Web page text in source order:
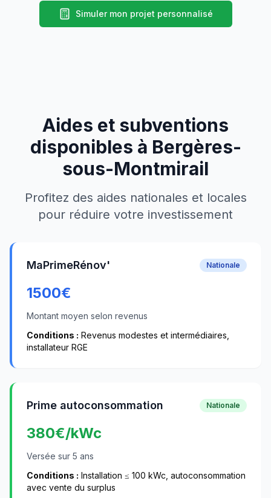
Simuler mon projet personnalisé
Aides et subventions
disponibles à Bergères-
sous-Montmirail
Profitez des aides nationales et locales
pour réduire votre investissement
MaPrimeRénov' Nationale
1500€
Montant moyen selon revenus
Conditions : Revenus modestes et intermédiaires,
installateur RGE
Prime autoconsommation Nationale
380€/kWc
Versée sur 5 ans
Conditions : Installation ≤ 100 kWc, autoconsommation
avec vente du surplus